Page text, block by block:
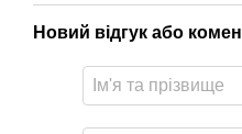
Новий відгук або